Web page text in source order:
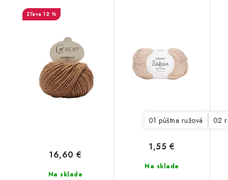
12 %
Na sklade
16,60 €
01 púštna ružová 02
Na sklade
1,55 €